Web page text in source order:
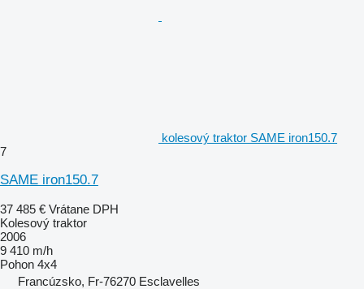
kolesový traktor SAME iron150.7
7
SAME iron150.7
37 485 € Vrátane DPH
Kolesový traktor
2006
9 410 m/h
Pohon 4x4
Francúzsko, Fr-76270 Esclavelles